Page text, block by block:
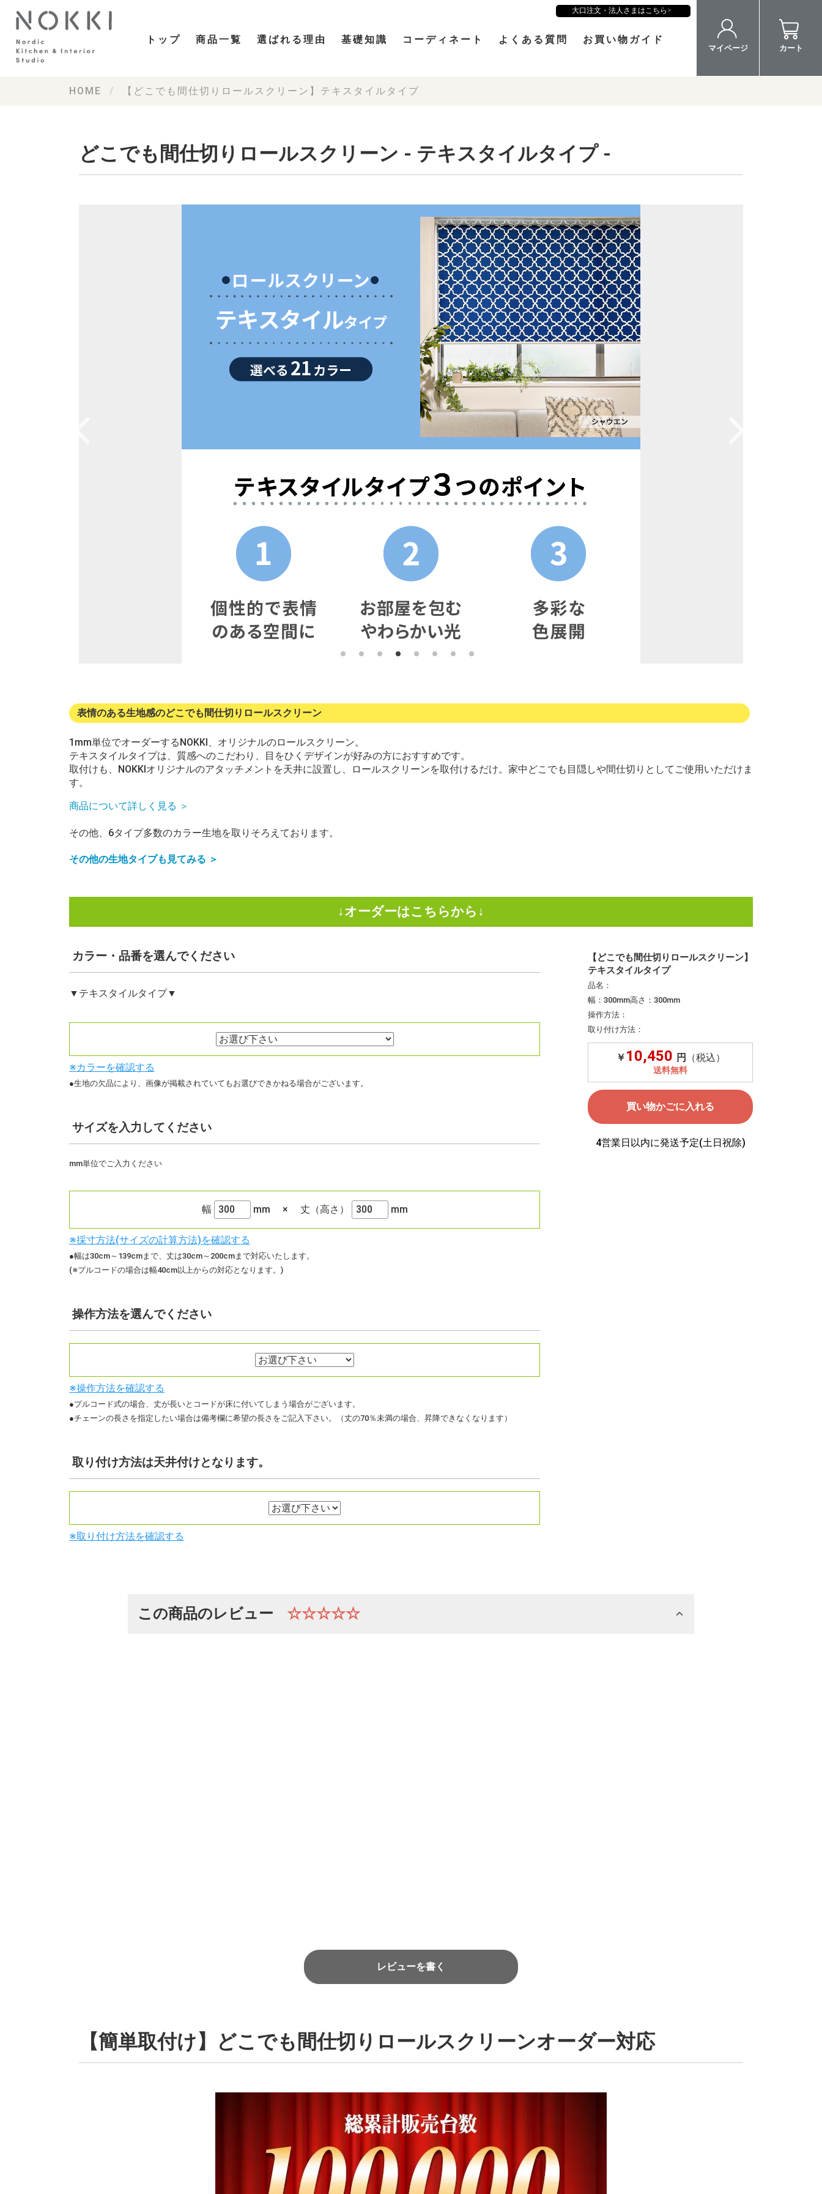
トップ 商品一覧 選ばれる理由 基礎知識 コーディネート よくある質問 お買い物ガイド
大口注文・法人さまはこちら
マイページ カート
HOME 【どこでも間仕切りロールスクリーン】テキスタイルタイプ
どこでも間仕切りロールスクリーン - テキスタイルタイプ -
表情のある生地感のどこでも間仕切りロールスクリーン
1mm単位でオーダーするNOKKI、オリジナルのロールスクリーン。
テキスタイルタイプは、質感へのこだわり、目をひくデザインが好みの方におすすめです。
取付けも、NOKKIオリジナルのアタッチメントを天井に設置し、ロールスクリーンを取付けるだけ。家中どこでも目隠しや間仕切りとしてご使用いただけま
す。
商品について詳しく見る ＞
その他、6タイプ多数のカラー生地を取りそろえております。
その他の生地タイプも見てみる ＞
カラー・品番を選んでください
▼テキスタイルタイプ▼
※カラーを確認する
●生地の欠品により、画像が掲載されていてもお選びできかねる場合がございます。
サイズを入力してください
mm単位でご入力ください
幅 mm × 丈（高さ） mm
※採寸方法(サイズの計算方法)を確認する
●幅は30cm～139cmまで、丈は30cm～200cmまで対応いたします。
(※プルコードの場合は幅40cm以上からの対応となります。)
操作方法を選んでください
※操作方法を確認する
●プルコード式の場合、丈が長いとコードが床に付いてしまう場合がございます。
●チェーンの長さを指定したい場合は備考欄に希望の長さをご記入下さい。（丈の70％未満の場合、昇降できなくなります）
取り付け方法は天井付けとなります。
※取り付け方法を確認する
【どこでも間仕切りロールスクリーン】
テキスタイルタイプ
品名：
幅： 300mm高さ： 300mm
操作方法：
取り付け方法：
￥ 10,450 円 （税込）
4営業日以内に発送予定(土日祝除)
この商品のレビュー ☆☆☆☆☆
レビューを書く
【簡単取付け】どこでも間仕切りロールスクリーンオーダー対応